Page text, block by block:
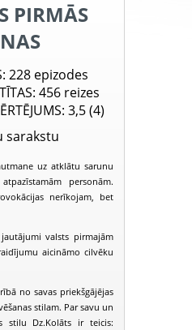
PIRMĀS
: 228 epizodes
: 456 reizes
: 3,5 (4)
sarakstu
uz atklātu sarunu
personām.
nerīkojam, bet
valsts pirmajām
aicināmo cilvēku
no savas priekšgājējas
stilam. Par savu un
stilu Dz.Kolāts ir teicis: